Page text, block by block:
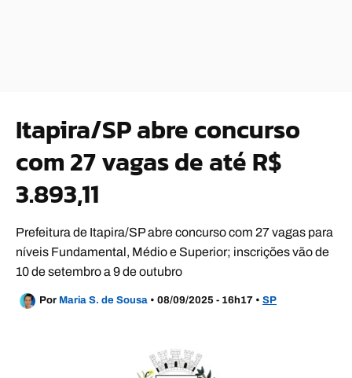
Itapira/SP abre concurso
com 27 vagas de até R$
3.893,11
Prefeitura de Itapira/SP abre concurso com 27 vagas para
níveis Fundamental, Médio e Superior; inscrições vão de
10 de setembro a 9 de outubro
Por Maria S. de Sousa • 08/09/2025 - 16h17 • SP